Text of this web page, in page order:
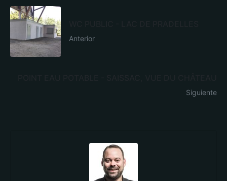
Anterior
Siguiente